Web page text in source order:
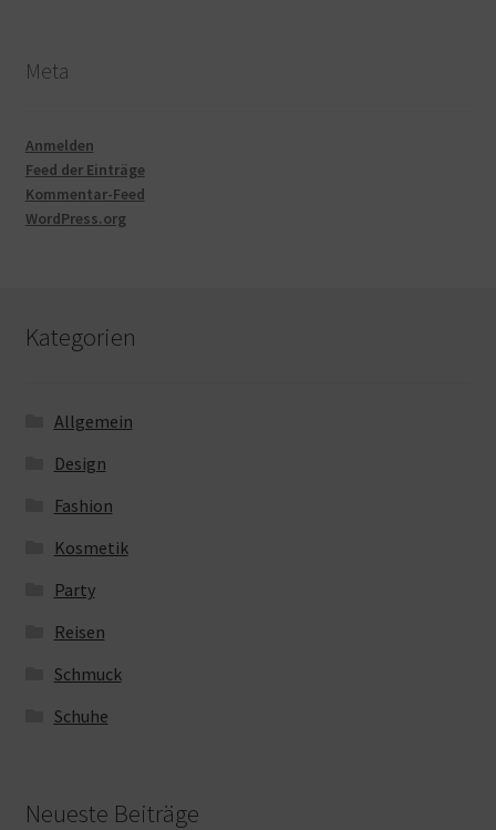
Meta
Anmelden
Feed der Einträge
Kommentar-Feed
WordPress.org
Kategorien
Allgemein
Design
Fashion
Kosmetik
Party
Reisen
Schmuck
Schuhe
Neueste Beiträge